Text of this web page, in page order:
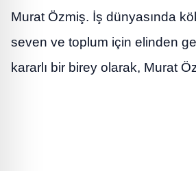
Murat Özmiş. İş dünyasında
seven ve toplum için elinden
kararlı bir birey olarak, Murat